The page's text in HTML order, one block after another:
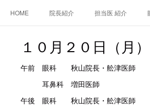
HOME 院長紹介 担当医 紹介
アクセス ご相談・お問合せ 施設基
１０月２０日（月）
午前 眼科 秋山院長・舩
耳鼻科 増田医師
午後 眼科 秋山院長・舩津医